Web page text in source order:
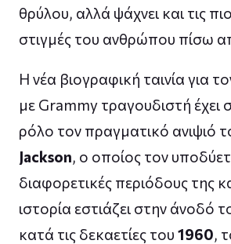
θρύλου, αλλά ψάχνει και τις
στιγμές του ανθρώπου πίσω
Η νέα βιογραφική ταινία για
με Grammy τραγουδιστή έχει
ρόλο τον πραγματικό ανιψιό
Jackson, ο οποίος τον
διαφορετικές περιόδους της
ιστορία εστιάζει στην άνοδό
κατά τις δεκαετίες του 1960,